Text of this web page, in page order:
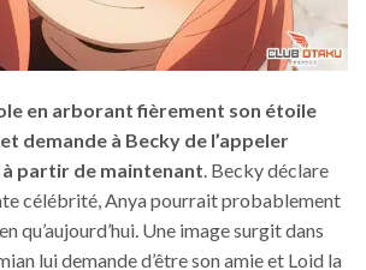
en arborant fièrement son étoile
demande à Becky de l’appeler
à partir de maintenant. Becky déclare
célébrité, Anya pourrait probablement
qu’aujourd’hui. Une image surgit dans
lui demande d’être son amie et Loid la